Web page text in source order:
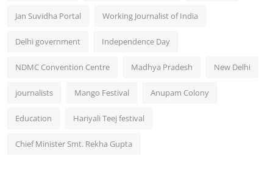
Jan Suvidha Portal Working Journalist of India
Delhi government Independence Day
NDMC Convention Centre Madhya Pradesh New Delhi
journalists Mango Festival Anupam Colony
Education Hariyali Teej festival
Chief Minister Smt. Rekha Gupta